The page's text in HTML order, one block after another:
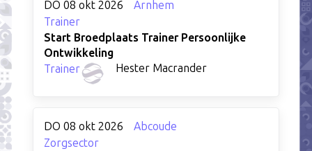
DO 08 okt 2026
Arnhem
Trainer
Start Broedplaats Trainer Persoonlijke
Ontwikkeling
Trainer
Hester Macrander
DO 08 okt 2026
Abcoude
Zorgsector